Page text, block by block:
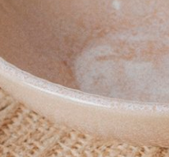
Conjunto 02 Copos